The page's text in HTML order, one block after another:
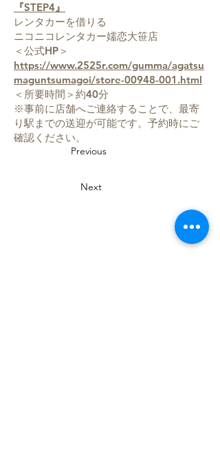
『STEP4』
レンタカーを借りる
ニコニコレンタカー嬬恋大笹店
＜公式HP＞
https://www.2525r.com/gumma/agatsu
maguntsumagoi/store-00948-001.html
＜所要時間＞約40分
※事前に店舗へご連絡することで、最寄
り駅までの送迎が可能です。予約時にご
確認ください。
Previous
Next